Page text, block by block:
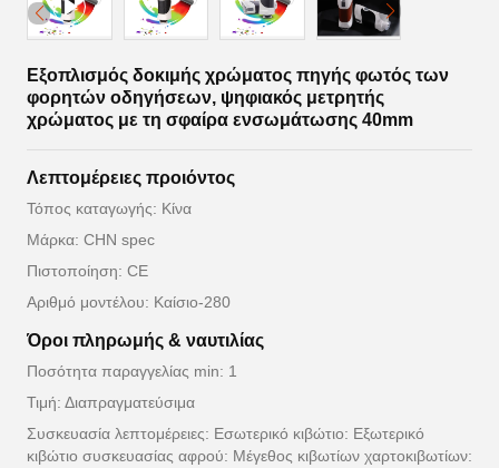
Εξοπλισμός δοκιμής χρώματος πηγής φωτός των
φορητών οδηγήσεων, ψηφιακός μετρητής
χρώματος με τη σφαίρα ενσωμάτωσης 40mm
Λεπτομέρειες προιόντος
Τόπος καταγωγής: Κίνα
Μάρκα: CHN spec
Πιστοποίηση: CE
Αριθμό μοντέλου: Καίσιο-280
Όροι πληρωμής & ναυτιλίας
Ποσότητα παραγγελίας min: 1
Τιμή: Διαπραγματεύσιμα
Συσκευασία λεπτομέρειες: Εσωτερικό κιβώτιο: Εξωτερικό
κιβώτιο συσκευασίας αφρού: Μέγεθος κιβωτίων χαρτοκιβωτίων: